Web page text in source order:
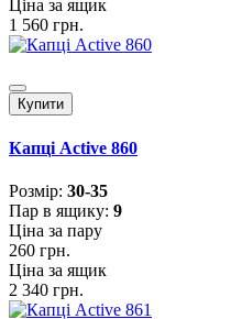
Ціна за ящик
1 560 грн.
Купити
Капці Active 860
Розмiр: 30-35
Пар в ящику: 9
Ціна за пару
260 грн.
Ціна за ящик
2 340 грн.